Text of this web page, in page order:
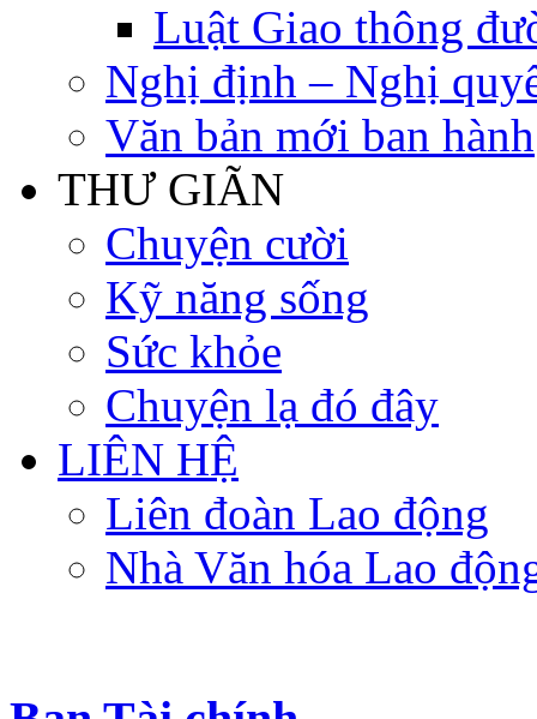
Luật Giao thông
Nghị định – Nghị
Văn bản mới ban hành
THƯ GIÃN
Chuyện cười
Kỹ năng sống
Sức khỏe
Chuyện lạ đó đây
LIÊN HỆ
Liên đoàn Lao động
Nhà Văn hóa Lao